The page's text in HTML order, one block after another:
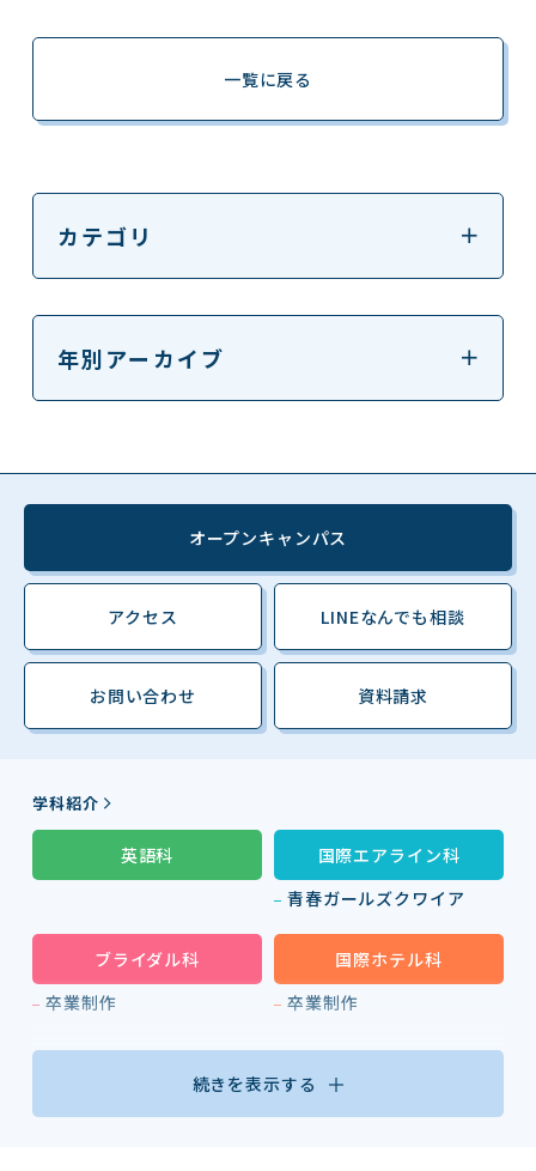
一覧に戻る
カテゴリ
年別アーカイブ
オープンキャンパス
アクセス LINEなんでも相談
お問い合わせ 資料請求
学科紹介
英語科
国際エアライン科
青春ガールズクワイア
ブライダル科
卒業制作
国際ホテル科
卒業制作
続きを表示する